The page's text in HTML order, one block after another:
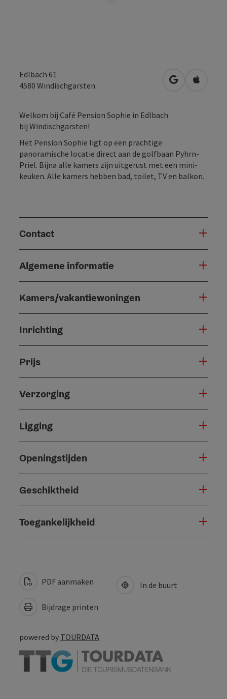
Edlbach 61
4580 Windischgarsten Openen in
Welkom bij Café Pension Sophie in Edlbach
bij Windischgarsten!
Het Pension Sophie ligt op een prachtige
panoramische locatie direct aan de golfbaan Pyhrn-
Priel. Bijna alle kamers zijn uitgerust met een mini-
keuken. Alle kamers hebben bad, toilet, TV en balkon.
Contact
Algemene informatie
Kamers/vakantiewoningen
Inrichting
Prijs
Verzorging
Ligging
Openingstijden
Geschiktheid
Toegankelijkheid
PDF aanmaken
Bijdrage printen
In de buurt
powered by TOURDATA